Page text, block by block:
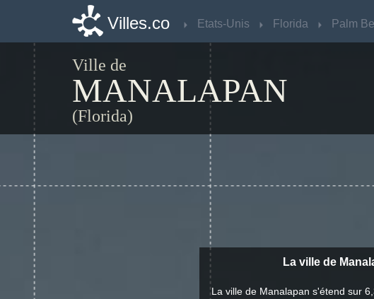
Villes.co Etats-Unis Florida Palm
Ville de
MANALAPAN
(Florida)
La ville de
La ville de Manalapan s'étend sur
Villes.co Etats-Unis Florida Palm